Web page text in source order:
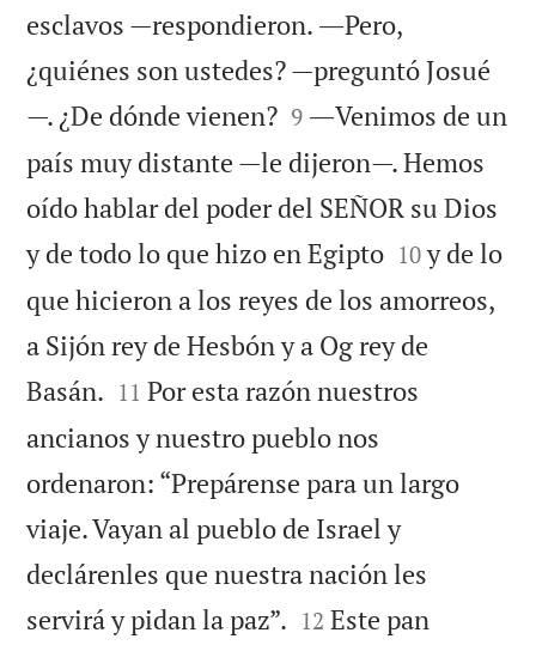
esclavos —respondieron. ―Pero,
¿quiénes son ustedes? —preguntó Josué
—. ¿De dónde vienen?
9 ―Venimos de un
país muy distante —le dijeron—. Hemos
oído hablar del poder del SEÑOR su Dios
y de todo lo que hizo en Egipto
10 y de lo
que hicieron a los reyes de los amorreos,
a Sijón rey de Hesbón y a Og rey de
Basán. 

11 Por esta razón nuestros
ancianos y nuestro pueblo nos
ordenaron: “Prepárense para un largo
viaje. Vayan al pueblo de Israel y
declárenles que nuestra nación les
servirá y pidan la paz”. 

12 Este pan